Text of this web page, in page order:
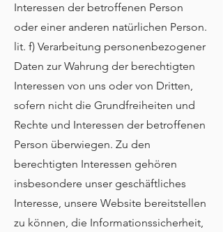
Interessen der betroffenen Person
oder einer anderen natürlichen Person.
lit. f) Verarbeitung personenbezogener
Daten zur Wahrung der berechtigten
Interessen von uns oder von Dritten,
sofern nicht die Grundfreiheiten und
Rechte und Interessen der betroffenen
Person überwiegen. Zu den
berechtigten Interessen gehören
insbesondere unser geschäftliches
Interesse, unsere Website bereitstellen
zu können, die Informationssicherheit,